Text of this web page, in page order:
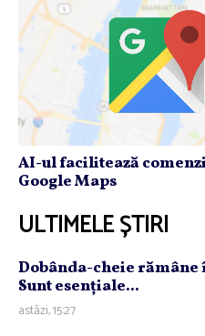
AI-ul facilitează
Google Maps
ULTIMELE ȘTIRI
Dobânda-cheie rămâne
Sunt esenţiale...
astăzi, 15:27